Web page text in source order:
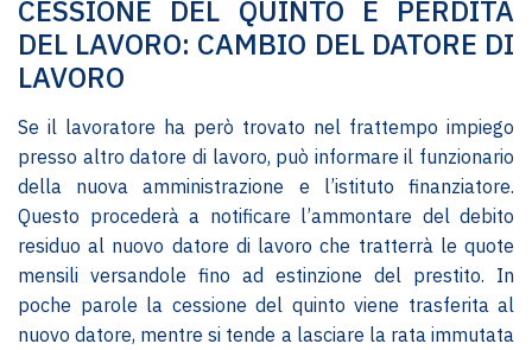
CESSIONE DEL QUINTO E PERDITA
DEL LAVORO: CAMBIO DEL DATORE DI
LAVORO
Se il lavoratore ha però trovato nel frattempo impiego
presso altro datore di lavoro, può informare il funzionario
della nuova amministrazione e l’istituto finanziatore.
Questo procederà a notificare l’ammontare del debito
residuo al nuovo datore di lavoro che tratterrà le quote
mensili versandole fino ad estinzione del prestito. In
poche parole la cessione del quinto viene trasferita al
nuovo datore, mentre si tende a lasciare la rata immutata